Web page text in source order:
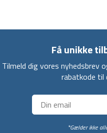
Få unikke
Tilmeld dig vores nyhedsbrev
rabatkode
*Gælder ikke